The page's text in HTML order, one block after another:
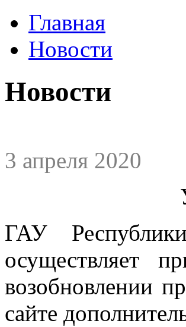
Главная
Новости
Новости
3 апреля 2020
ГАУ
осуществляет
возобновлении
сайте